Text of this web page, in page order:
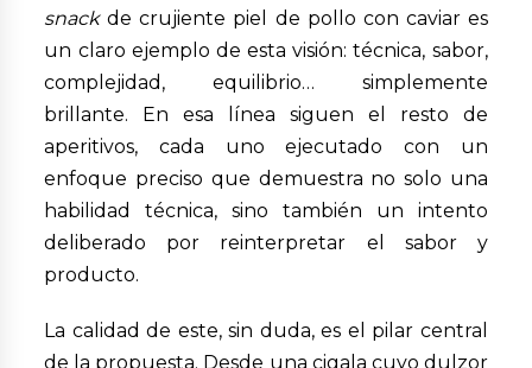
snackde crujiente piel de pollo con caviar es
un claro ejemplo de esta visión: técnica, sabor,
complejidad, equilibrio… simplemente
brillante. En esa línea siguen el resto de
aperitivos, cada uno ejecutado con un
enfoque preciso que demuestra no solo una
habilidad técnica, sino también un intento
deliberado por reinterpretar el sabor y
producto.
La calidad de este, sin duda, es el pilar central
de la propuesta. Desde una cigala cuyo dulzor